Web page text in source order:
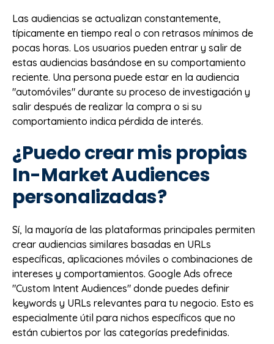
Las audiencias se actualizan constantemente,
típicamente en tiempo real o con retrasos mínimos de
pocas horas. Los usuarios pueden entrar y salir de
estas audiencias basándose en su comportamiento
reciente. Una persona puede estar en la audiencia
"automóviles" durante su proceso de investigación y
salir después de realizar la compra o si su
comportamiento indica pérdida de interés.
¿Puedo crear mis propias
In-Market Audiences
personalizadas?
Sí, la mayoría de las plataformas principales permiten
crear audiencias similares basadas en URLs
específicas, aplicaciones móviles o combinaciones de
intereses y comportamientos. Google Ads ofrece
"Custom Intent Audiences" donde puedes definir
keywords y URLs relevantes para tu negocio. Esto es
especialmente útil para nichos específicos que no
están cubiertos por las categorías predefinidas.